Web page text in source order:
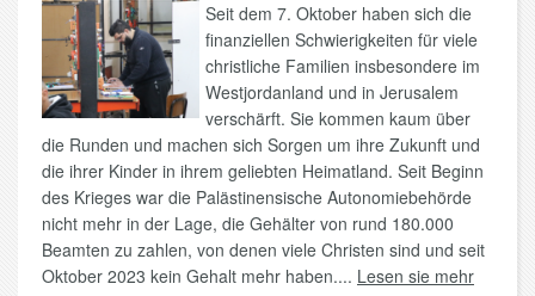
Seit dem 7. Oktober haben sich die
finanziellen Schwierigkeiten für viele
christliche Familien insbesondere im
Westjordanland und in Jerusalem
verschärft. Sie kommen kaum über
die Runden und machen sich Sorgen um ihre Zukunft und
die ihrer Kinder in ihrem geliebten Heimatland. Seit Beginn
des Krieges war die Palästinensische Autonomiebehörde
nicht mehr in der Lage, die Gehälter von rund 180.000
Beamten zu zahlen, von denen viele Christen sind und seit
Oktober 2023 kein Gehalt mehr haben.... Lesen sie mehr